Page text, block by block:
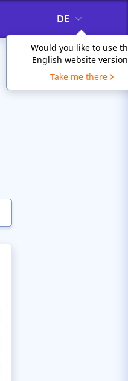
DE
Would you like to use
English website
Take me there